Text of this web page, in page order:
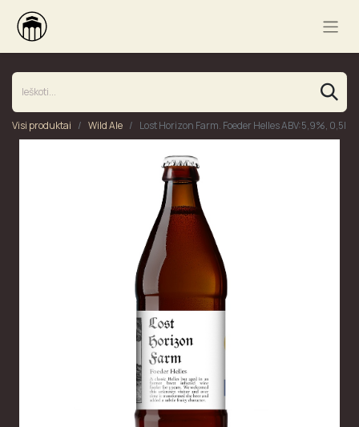
Visi produktai Wild Ale Lost Horizon Farm. Foeder Helles ABV:5,9%, 0,5l